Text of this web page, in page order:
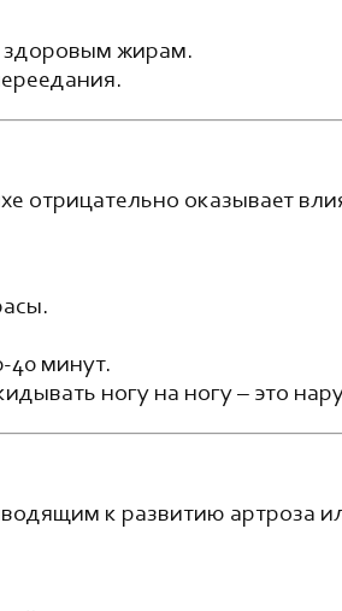
здоровым жирам.
отрицательно оказывает
40 минут.
ногу на ногу – это
к развитию артроза